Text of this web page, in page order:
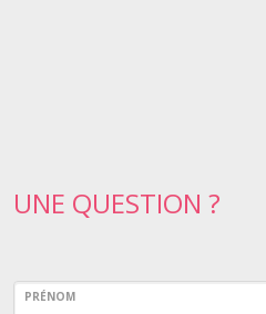
UNE QUESTION ?
PRÉNOM